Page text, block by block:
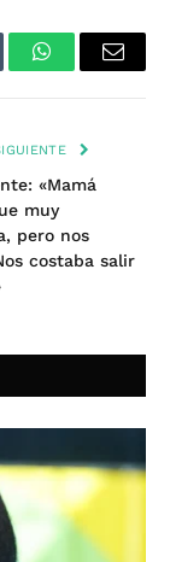
WhatsAppEmail
«Mamá
muy
pero nos
costaba salir